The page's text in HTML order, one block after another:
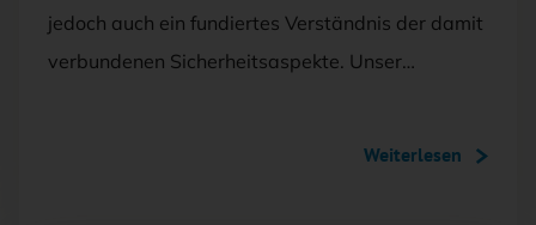
jedoch auch ein fundiertes Verständnis der damit
verbundenen Sicherheitsaspekte. Unser…
Weiterlesen